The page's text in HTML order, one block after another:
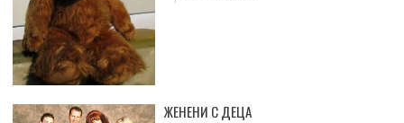
ЖЕНЕНИ С ДЕЦА